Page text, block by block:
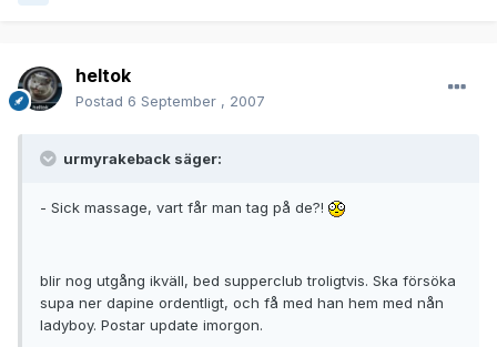
heltok
Postad 6 September , 2007
urmyrakeback säger:
- Sick massage, vart får man tag på de?!
blir nog utgång ikväll, bed supperclub troligtvis. Ska försöka
supa ner dapine ordentligt, och få med han hem med nån
ladyboy. Postar update imorgon.